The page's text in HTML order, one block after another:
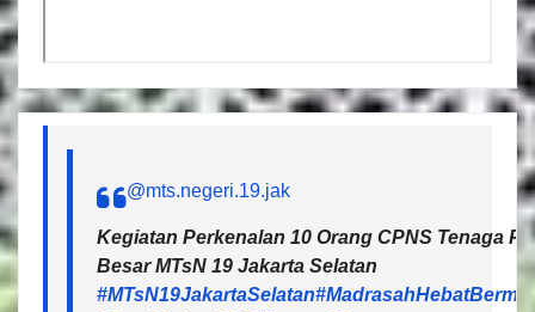
@mts.negeri.19.jak
Kegiatan Perkenalan 10 Orang CPNS Tenaga
Besar MTsN 19 Jakarta Selatan
#MTsN19JakartaSelatan